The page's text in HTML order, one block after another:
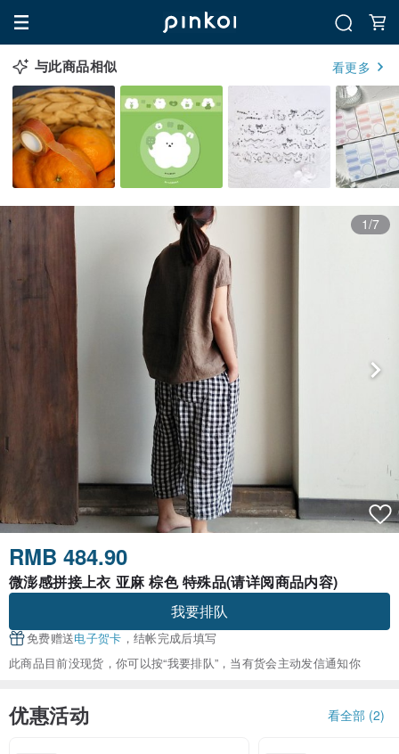
与此商品相似 看更多
1/7
RMB 484.90
微澎感拼接上衣 亚麻 棕色 特殊品(请详阅商品内容)
我要排队
免费赠送电子贺卡 ，结帐完成后填写
此商品目前没现货，你可以按“我要排队”，当有货会主动发信通知你
优惠活动 看全部 (2)